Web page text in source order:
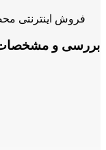
فروش اینترنتی
بررسی و مشخصات سیم افشان